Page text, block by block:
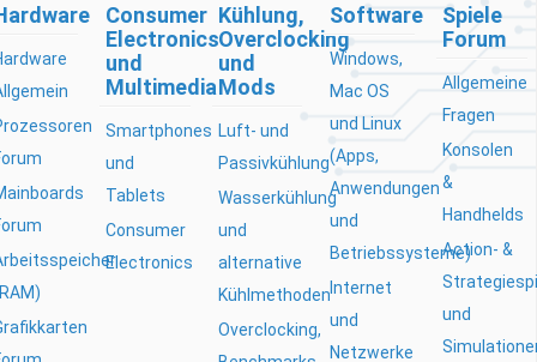
Consumer
Electronics
und
Multimedia
Smartphones
und
Tablets
Consumer
Electronics
Kühlung,
Overclocking
und
Mods
Luft- und
Passivkühlung
Wasserkühlung
und
alternative
Kühlmethoden
Overclocking,
Software
Windows,
Mac OS
und Linux
(Apps,
Anwendungen
und
Betriebssysteme)
Internet
und
Netzwerke
Spiele
Forum
Allgemeine
Fragen
Konsolen
&
Handhelds
Action- &
und